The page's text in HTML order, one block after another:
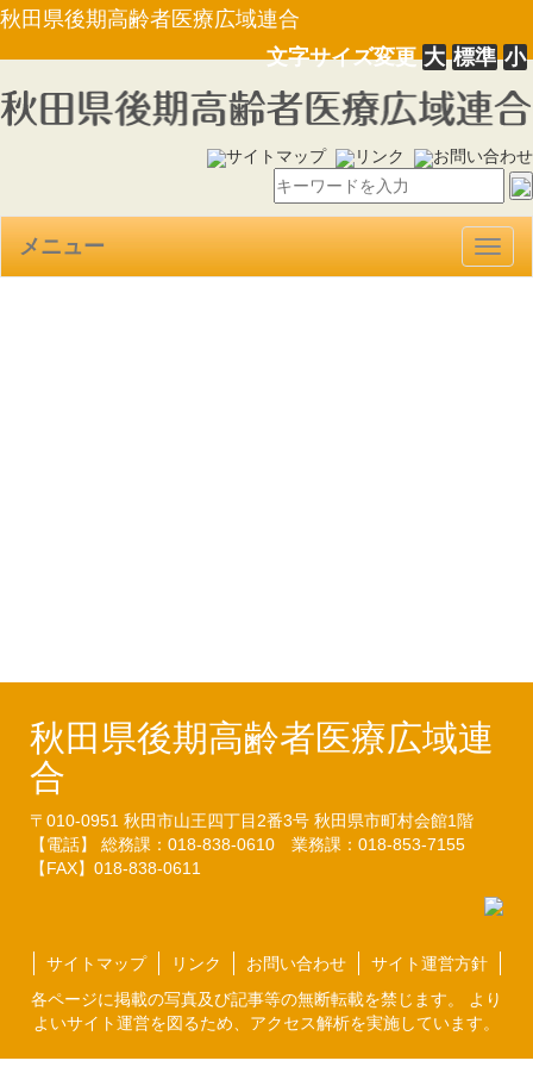
秋田県後期高齢者医療広域連合
文字サイズ変更大 標準 小
サイトマップ リンク お問い合わせ
メニュー
秋田県後期高齢者医療広域連
合
〒010-0951 秋田市山王四丁目2番3号 秋田県市町村会館1階
【電話】 総務課：018-838-0610 業務課：018-853-7155
【FAX】018-838-0611
サイトマップ リンク お問い合わせ
サイト運営方針
各ページに掲載の写真及び記事等の無断転載を禁じます。 より
よいサイト運営を図るため、アクセス解析を実施しています。